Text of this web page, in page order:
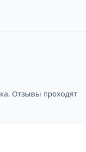
Отзывы проходят